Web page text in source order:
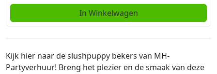
In Winkelwagen
Kijk hier naar de slushpuppy bekers van MH-
Partyverhuur! Breng het plezier en de smaak van deze